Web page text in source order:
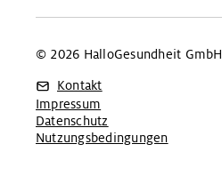
© 2026 HalloGesundheit GmbH
Kontakt
Impressum
Datenschutz
Nutzungsbedingungen